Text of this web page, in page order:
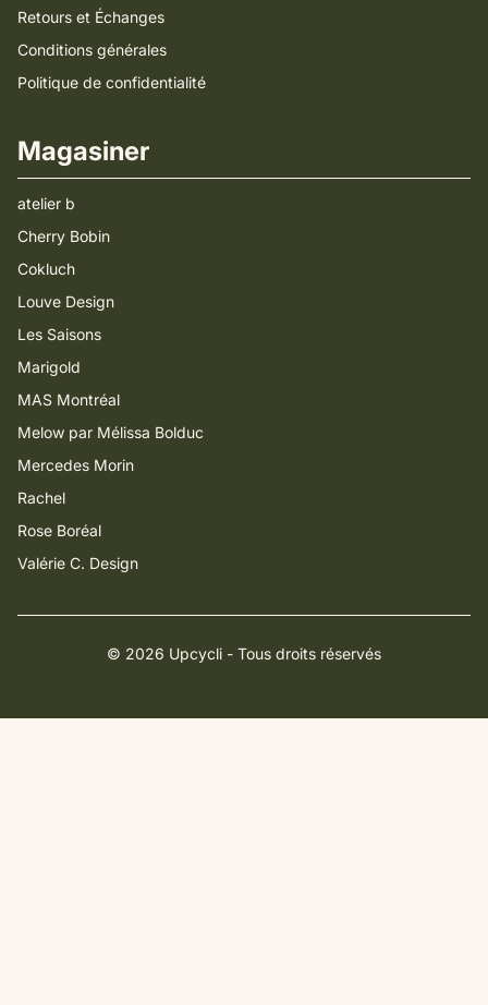
Retours et Échanges
Conditions générales
Politique de confidentialité
Magasiner
atelier b
Cherry Bobin
Cokluch
Louve Design
Les Saisons
Marigold
MAS Montréal
Melow par Mélissa Bolduc
Mercedes Morin
Rachel
Rose Boréal
Valérie C. Design
© 2026 Upcycli - Tous droits réservés